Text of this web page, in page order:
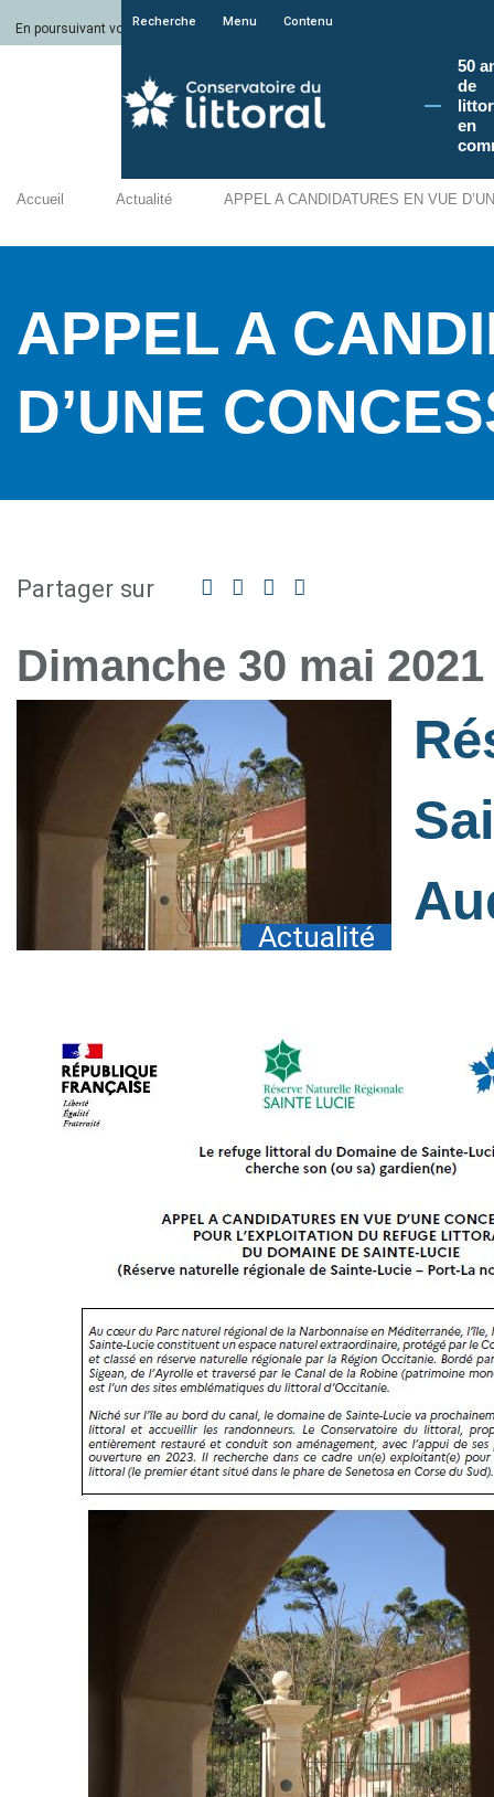
En poursuivant votre navigation sur le site du Conservatoire du littoral, vous
Recherche Menu Contenu
50
de
en
Accueil Actualité APPEL A CANDIDATURES EN VUE
APPEL A
D’UNE
Partager sur Facebook
TwitterLinkedin
Dimanche 30 mai 2021
Actualité